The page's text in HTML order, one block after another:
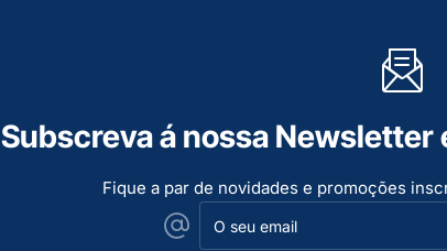
Subscreva á nossa Newsletter
Fique a par de novidades e promoções
O
seu
email